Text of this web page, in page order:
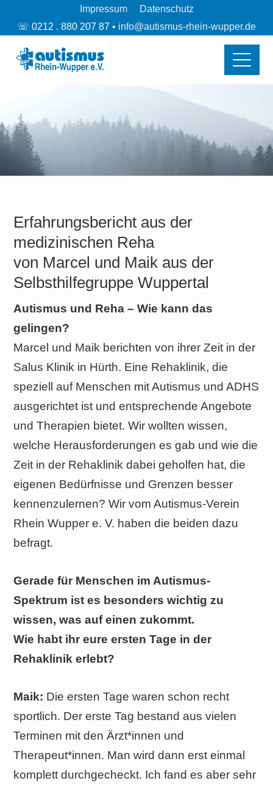
Impressum
Datenschutz
☏ 0212 . 880 207 87 • info@autismus-rhein-wupper.de
Erfahrungsbericht aus der
medizinischen Reha
von Marcel und Maik aus der
Selbsthilfegruppe Wuppertal
Autismus und Reha – Wie kann das
gelingen?
Marcel und Maik berichten von ihrer Zeit in der
Salus Klinik in Hürth. Eine Rehaklinik, die
speziell auf Menschen mit Autismus und ADHS
ausgerichtet ist und entsprechende Angebote
und Therapien bietet. Wir wollten wissen,
welche Herausforderungen es gab und wie die
Zeit in der Rehaklinik dabei geholfen hat, die
eigenen Bedürfnisse und Grenzen besser
kennenzulernen? Wir vom Autismus-Verein
Rhein Wupper e. V. haben die beiden dazu
befragt.
Gerade für Menschen im Autismus-
Spektrum ist es besonders wichtig zu
wissen, was auf einen zukommt.
Wie habt ihr eure ersten Tage in der
Rehaklinik erlebt?
Maik: Die ersten Tage waren schon recht
sportlich. Der erste Tag bestand aus vielen
Terminen mit den Ärzt*innen und
Therapeut*innen. Man wird dann erst einmal
komplett durchgecheckt. Ich fand es aber sehr